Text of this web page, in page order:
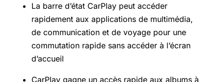
La barre d’état CarPlay peut accéder
rapidement aux applications de multimédia,
de communication et de voyage pour une
commutation rapide sans accéder à l’écran
d’accueil
CarPlay gagne un accès rapide aux albums à